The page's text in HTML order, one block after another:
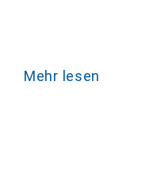
Mehr lesen